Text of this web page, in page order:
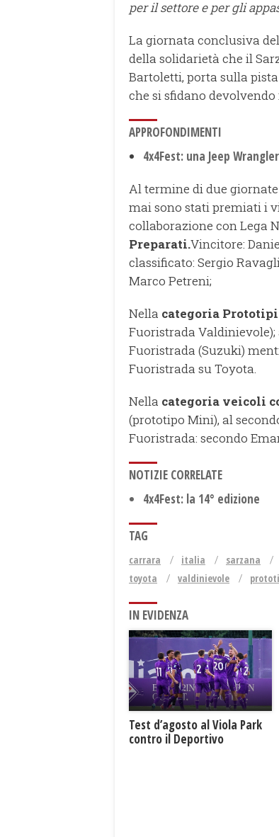
per il settore e per gli
La giornata conclusiva
della solidarietà che il
Bartoletti, porta sulla
che si sfidano
APPROFONDIMENTI
4x4Fest: una Jeep
Al termine di due
mai sono stati premiati i
collaborazione con Lega
Preparati.Vincitore:
classificato: Sergio
Marco Petreni;
Nella categoria Prototipi
Fuoristrada Valdinievole);
Fuoristrada (Suzuki)
Fuoristrada su Toyota.
Nella categoria veicoli
(prototipo Mini), al
Fuoristrada: secondo
NOTIZIE CORRELATE
4x4Fest: la 14° edizione
TAG
carrara italia sarzana
toyota
valdinievole
IN EVIDENZA
Test d’agosto al Viola Park
contro il Deportivo